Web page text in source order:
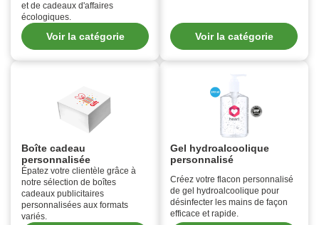
et de cadeaux d'affaires
écologiques.
Voir la catégorie Voir la catégorie
Boîte cadeau
personnalisée
Épatez votre clientèle grâce à
notre sélection de boîtes
cadeaux publicitaires
personnalisées aux formats
variés.
Gel hydroalcoolique
personnalisé
Créez votre flacon personnalisé
de gel hydroalcoolique pour
désinfecter les mains de façon
efficace et rapide.